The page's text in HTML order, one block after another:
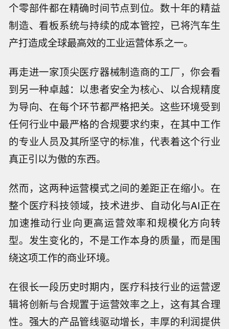
个零部件都在精确时间节点到位。数十年的精益
制造、看板系统与持续的成本管控，已将汽车生
产打造成全球最高效的工业运营体系之一。
再走进一家顶尖医疗器械制造商的工厂，你会看
到另一种卓越：以患者安全为核心、以合规精度
为导向、在每个环节都严格把关。这些环境受到
任何行业中最严格的合规要求约束，在其中工作
的专业人员及其所坚守的标准，代表着这个行业
真正引以为傲的东西。
然而，这两种运营模式之间的差距正在缩小。在
整个医疗科技领域，技术进步、自动化与AI正在
加速推动行业向更高运营效率和规模化方向转
型。发生变化的，不是工作本身的质量，而是围
绕这项工作的商业环境。
在很长一段历史时期内，医疗科技行业的运营逻
辑将创新与合规置于运营效率之上，这有其合理
性。强大的产品管线驱动增长，丰厚的利润提供